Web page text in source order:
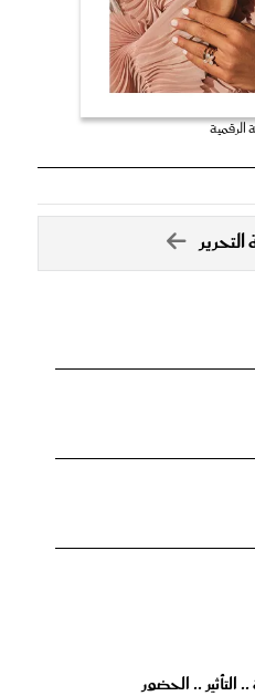
الرقمية
التأثير .. الحضور